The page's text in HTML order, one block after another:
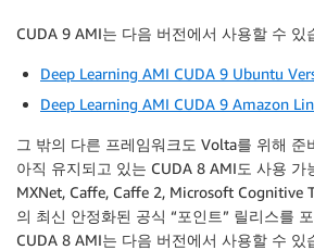
CUDA 9 AMI는 다음 버전에서 사용할 수 있
Deep Learning AMI CUDA 9 Ubuntu
Deep Learning AMI CUDA 9 Amazon
그 밖의 다른 프레임워크도 Volta를 위해 준
아직 유지되고 있는 CUDA 8 AMI도 사용 가
MXNet, Caffe, Caffe 2, Microsoft Cognitive
의 최신 안정화된 공식 “포인트” 릴리스를
CUDA 8 AMI는 다음 버전에서 사용할 수 있